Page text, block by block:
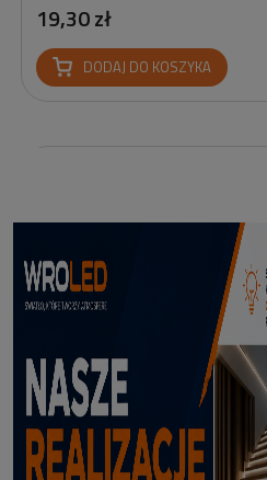
19,30 zł
DODAJ DO KOSZYKA
Profil led Profil LED P6-2 ½ biały 3m